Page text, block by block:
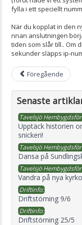
fylla i ett speciellt
När du kopplat in den
nnan anslutningen
tiden som slår till.. Om
sekunder släpps ip-
Föregående
Senaste
Tavelsjö
Upptäck historien
snickeri!
Tavelsjö
Dansa på
Tavelsjö
Vandra på nya
Driftinfo:
Driftstörning 9/6
Driftinfo:
Driftstörning 25/5